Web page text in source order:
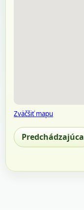
Zväčšiť mapu
Predchádzajúca